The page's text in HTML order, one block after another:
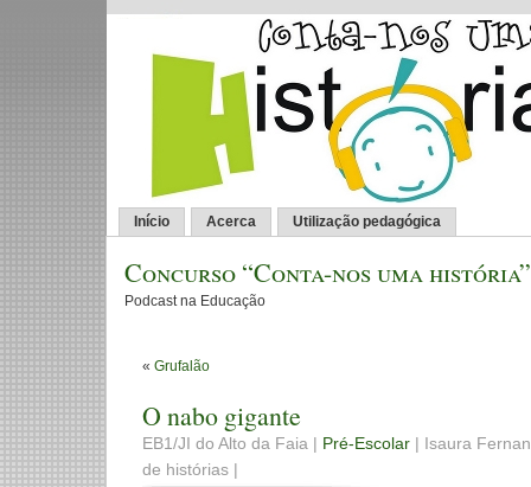
Início Acerca Utilização pedagógica
Concurso “Conta-nos uma história”
Podcast na Educação
« Grufalão
O nabo gigante
EB1/JI do Alto da Faia | Pré-Escolar | Isaura
de histórias |